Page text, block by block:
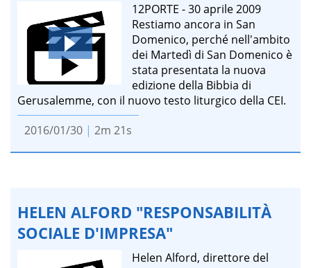
12PORTE - 30 aprile 2009
Restiamo ancora in San
Domenico, perché nell'ambito
dei Martedì di San Domenico è
stata presentata la nuova
edizione della Bibbia di
Gerusalemme, con il nuovo testo liturgico della CEI.
2016/01/30 | 2m 21s
HELEN ALFORD "RESPONSABILITÀ
SOCIALE D'IMPRESA"
Helen Alford, direttore del